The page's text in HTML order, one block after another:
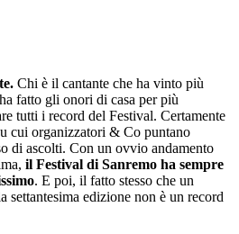
Chi è il cantante che ha vinto più
fatto gli onori di casa per più
tutti i record del Festival. Certamente
cui organizzatori & Co puntano
di ascolti. Con un ovvio andamento
il Festival di Sanremo ha sempre
. E poi, il fatto stesso che un
settantesima edizione non è un record